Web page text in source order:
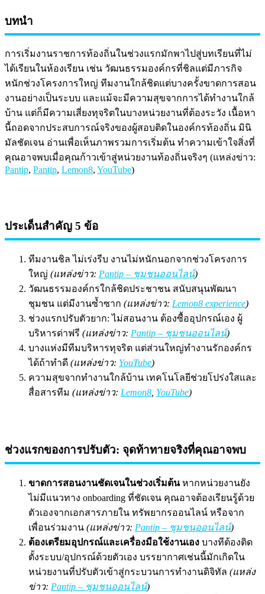
บทนำ
การเริ่มงานราชการท้องถิ่นในช่วงแรกมักพาไปสู่บทเรียนที่ไม่
ได้เรียนในห้องเรียน เช่น วัฒนธรรมองค์กรที่ชิลแต่มีภารกิจ
หนักช่วงโครงการใหญ่ ทีมงานใกล้ชิดแต่บางครั้งขาดการสอน
งานอย่างเป็นระบบ และแม้จะมีความสุขจากการได้ทำงานใกล้
บ้าน แต่ก็มีความเสี่ยงทุจริตในบางหน่วยงานที่ต้องระวัง เนื้อหา
นี้ถอดจากประสบการณ์จริงของผู้สอบติดในองค์กรท้องถิ่น มินิ
มัลชัดเจน อ่านเพื่อเห็นภาพรวมการเริ่มต้น ทำความเข้าใจสิ่งที่
คุณอาจพบเมื่อคุณก้าวเข้าสู่หน่วยงานท้องถิ่นจริงๆ (แหล่งข่าว:
Pantip, Pantip, Lemon8, YouTube)
ประเด็นสำคัญ 5 ข้อ
ทีมงานชิล ไม่เร่งรีบ งานไม่หนักนอกจากช่วงโครงการ
ใหญ่ (แหล่งข่าว: Pantip – ชุมชนออนไลน์)
วัฒนธรรมองค์กรใกล้ชิดประชาชน สนับสนุนพัฒนา
ชุมชน แต่มีงานซ้ำซาก (แหล่งข่าว: Lemon8 experience)
ช่วงแรกปรับตัวยาก: ไม่สอนงาน ต้องซื้ออุปกรณ์เอง ผู้
บริหารด่าฟรี (แหล่งข่าว: Pantip – ชุมชนออนไลน์)
บางแห่งมีทีมบริหารทุจริต แต่ส่วนใหญ่ทำงานรักองค์กร
ได้ถ้าทำดี (แหล่งข่าว: YouTube)
ความสุขจากทำงานใกล้บ้าน เทคโนโลยีช่วยโปร่งใสและ
สื่อสารทีม (แหล่งข่าว: Lemon8 YouTube)
ช่วงแรกของการปรับตัว: จุดท้าทายจริงที่คุณอาจพบ
ขาดการสอนงานชัดเจนในช่วงเริ่มต้นหากหน่วยงานยัง
ไม่มีแนวทาง onboarding ที่ชัดเจน คุณอาจต้องเรียนรู้ด้วย
ตัวเองจากเอกสารภายใน ทรัพยากรออนไลน์ หรือจาก
เพื่อนร่วมงาน (แหล่งข่าว: Pantip – ชุมชนออนไลน์)
ต้องเตรียมอุปกรณ์และเครื่องมือใช้งานเอง บางทีต้องติด
ตั้งระบบ/อุปกรณ์ด้วยตัวเอง บรรยากาศเช่นนี้มักเกิดใน
หน่วยงานที่ปรับตัวเข้าสู่กระบวนการทำงานดิจิทัล (แหล่ง
ข่าว: Pantip – ชุมชนออนไลน์)